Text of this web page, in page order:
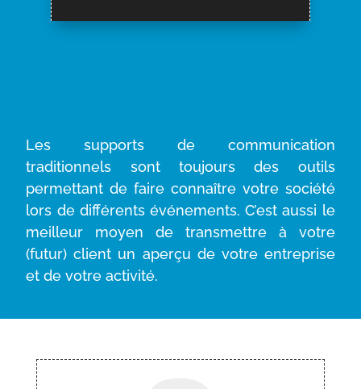
Les supports de communication
traditionnels sont toujours des outils
permettant de faire connaître votre société
lors de différents événements. C’est aussi le
meilleur moyen de transmettre à votre
(futur) client un aperçu de votre entreprise
et de votre activité.